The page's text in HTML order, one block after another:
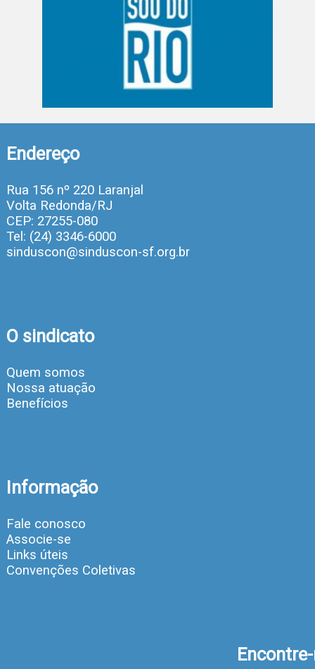
Endereço
Rua 156 nº 220 Laranjal
Volta Redonda/RJ
CEP: 27255-080
Tel: (24) 3346-6000
sinduscon@sinduscon-sf.org.br
O sindicato
Quem somos
Nossa atuação
Benefícios
Informação
Fale conosco
Associe-se
Links úteis
Convenções Coletivas